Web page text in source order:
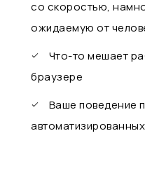
со скоростью,
ожидаемую от
Что-то мешает
браузере
Ваше поведение